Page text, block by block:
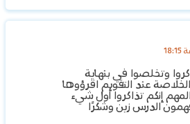
وتخلصوا في بنهاية
عند التقويم اقرؤوها
إنكم تذاكروا أول شيء
الدرس زين وشكرًا